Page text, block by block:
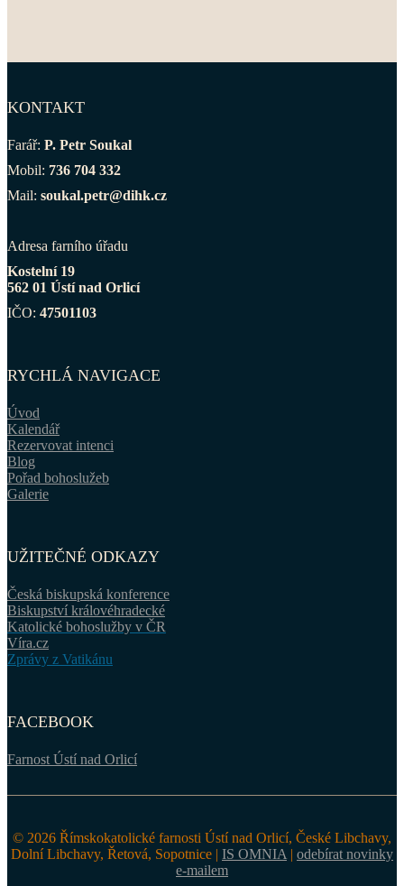
KONTAKT
Farář: P. Petr Soukal
Mobil: 736 704 332
Mail: soukal.petr@dihk.cz
Adresa farního úřadu
Kostelní 19
562 01 Ústí nad Orlicí
IČO: 47501103
RYCHLÁ NAVIGACE
Úvod
Kalendář
Rezervovat intenci
Blog
Pořad bohoslužeb
Galerie
UŽITEČNÉ ODKAZY
Česká biskupská konference
Biskupství královéhradecké
Katolické bohoslužby v ČR
Víra.cz
Zprávy z Vatikánu
FACEBOOK
Farnost Ústí nad Orlicí
© 2026 Římskokatolické farnosti Ústí nad Orlicí, České Libchavy,
Dolní Libchavy, Řetová, Sopotnice | IS OMNIA | odebírat novinky
e-mailem